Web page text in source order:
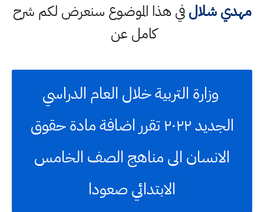
مهدي شلالفي هذا الموضوع سنعرض لكم شرح
كامل عن
وزارة التربية خلال العام الدراسي
الجديد ٢٠٢٢ تقرر اضافة مادة حقوق
الانسان الى مناهج الصف الخامس
الابتدائي صعودا